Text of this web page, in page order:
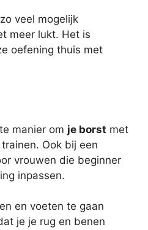
veel mogelijk
meer lukt. Het is
oefening thuis met
manier om je borst met
Ook bij een
vrouwen die beginner
inpassen.
en voeten te gaan
je je rug en benen